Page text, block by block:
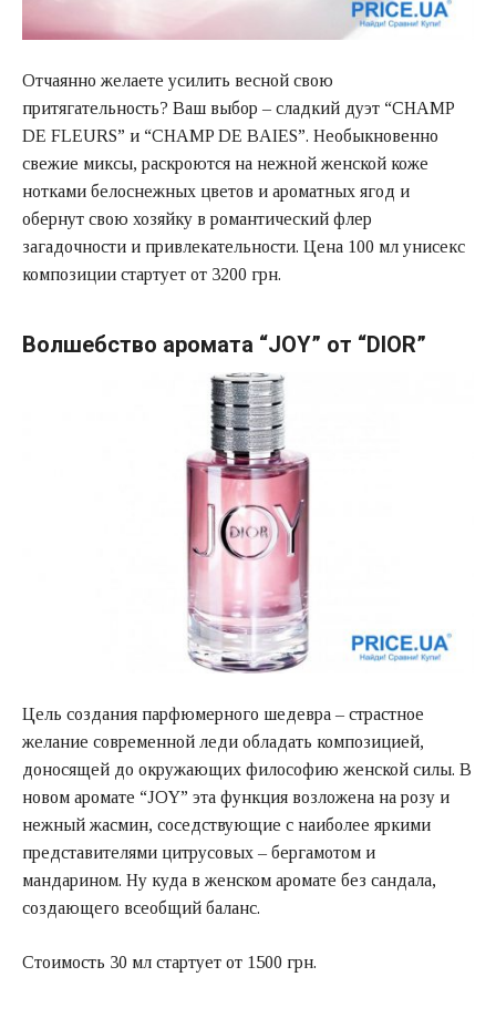
Отчаянно желаете усилить весной свою
притягательность? Ваш выбор – сладкий дуэт “CHAMP
DE FLEURS” и “CHAMP DE BAIES”. Необыкновенно
свежие миксы, раскроются на нежной женской коже
нотками белоснежных цветов и ароматных ягод и
обернут свою хозяйку в романтический флер
загадочности и привлекательности. Цена 100 мл унисекс
композиции стартует от 3200 грн.
Волшебство аромата “JOY” от “DIOR”
Цель создания парфюмерного шедевра – страстное
желание современной леди обладать композицией,
доносящей до окружающих философию женской силы. В
новом аромате “JOY” эта функция возложена на розу и
нежный жасмин, соседствующие с наиболее яркими
представителями цитрусовых – бергамотом и
мандарином. Ну куда в женском аромате без сандала,
создающего всеобщий баланс.
Стоимость 30 мл стартует от 1500 грн.